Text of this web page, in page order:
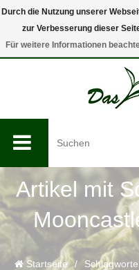
0
Artikel mit
Startseite / Schlagworte
Durch die Nutzung unserer
zur Verbesserung dieser
Für weitere Informationen